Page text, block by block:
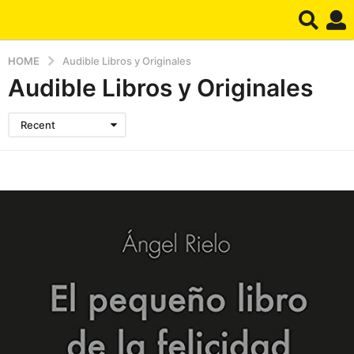
HOME Audible Libros y Originales
Audible Libros y Originales
Recent